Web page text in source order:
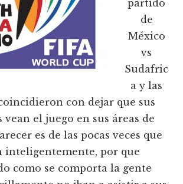
partido
de
México
vs
Sudafric
a y las
con dejar que sus
vean el juego en sus áreas de
es de las pocas veces que
inteligentemente, por que
como se comporta la gente